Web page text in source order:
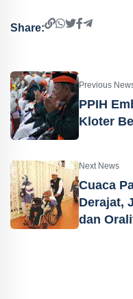
Share:
Previous
PPIH
Kloter
Next News
Cuaca
Derajat,
dan